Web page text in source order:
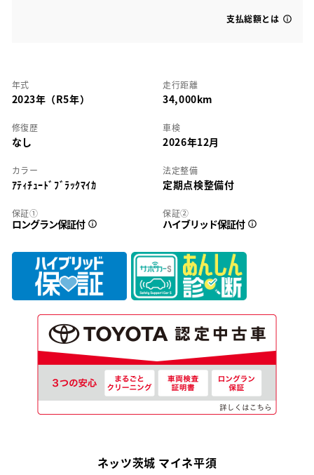
支払総額とは
年式
2023年（R5年）
走行距離
34,000km
修復歴
なし
車検
2026年12月
カラー
ｱﾃｨﾁｭｰﾄﾞﾌﾞﾗｯｸﾏｲｶ
法定整備
定期点検整備付
保証①
ロングラン保証付
保証②
ハイブリッド保証付
ネッツ茨城 マイネ平須